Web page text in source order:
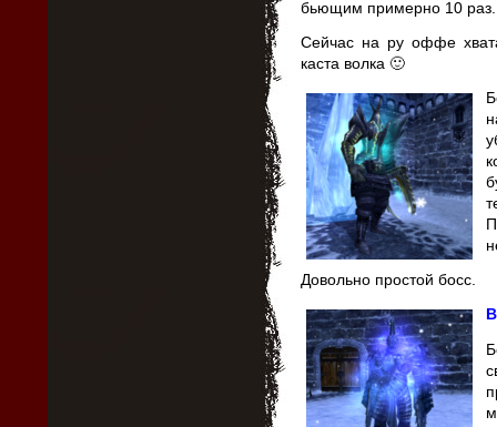
бьющим примерно 10 раз.
Сейчас на ру оффе
каста волка 🙂
Довольно простой босс.